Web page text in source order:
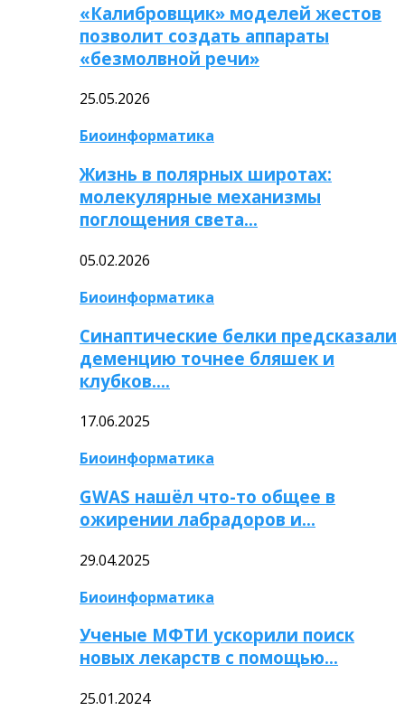
«Калибровщик» моделей жестов
позволит создать аппараты
«безмолвной речи»
25.05.2026
Биоинформатика
Жизнь в полярных широтах:
молекулярные механизмы
поглощения света…
05.02.2026
Биоинформатика
Синаптические белки предсказали
деменцию точнее бляшек и
клубков….
17.06.2025
Биоинформатика
GWAS нашёл что-то общее в
ожирении лабрадоров и…
29.04.2025
Биоинформатика
Ученые МФТИ ускорили поиск
новых лекарств с помощью…
25.01.2024